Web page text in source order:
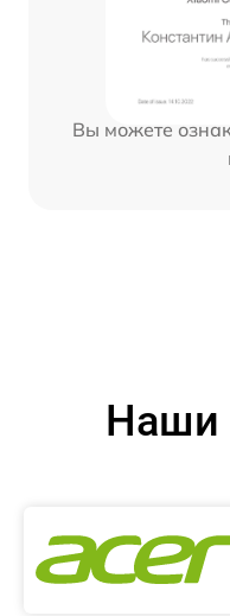
Вы можете
Наши